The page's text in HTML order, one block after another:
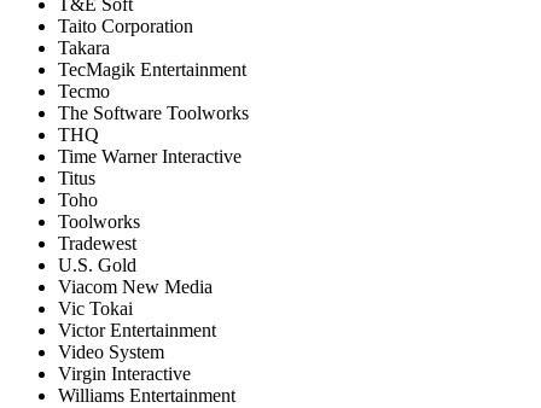
T&E Soft
Taito Corporation
Takara
TecMagik Entertainment
Tecmo
The Software Toolworks
THQ
Time Warner Interactive
Titus
Toho
Toolworks
Tradewest
U.S. Gold
Viacom New Media
Vic Tokai
Victor Entertainment
Video System
Virgin Interactive
Williams Entertainment